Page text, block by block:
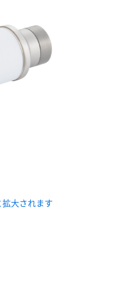
大されます
・学校・研究機関名
てから本登録となるまで、数日間かかる